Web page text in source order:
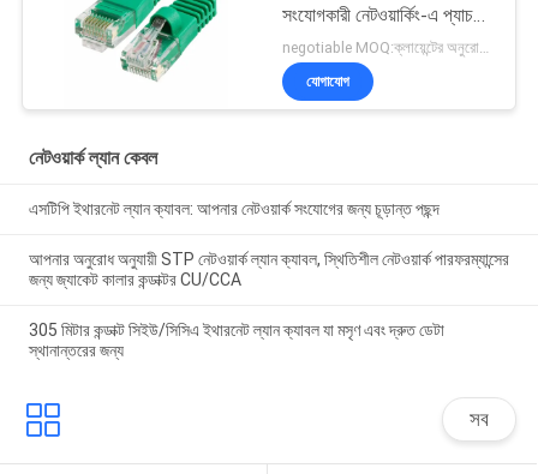
সংযোগকারী নেটওয়ার্কিং-এ প্যাচ
কেবল
negotiable MOQ:ক্লায়েন্টের অনুরোধ হিসাবে কাস্টমাইজড টাইপ 30000 মিটার হিসাবে স্টক।
যোগাযোগ
নেটওয়ার্ক ল্যান কেবল
এসটিপি ইথারনেট ল্যান ক্যাবল: আপনার নেটওয়ার্ক সংযোগের জন্য চূড়ান্ত পছন্দ
আপনার অনুরোধ অনুযায়ী STP নেটওয়ার্ক ল্যান ক্যাবল, স্থিতিশীল নেটওয়ার্ক পারফরম্যান্সের
জন্য জ্যাকেট কালার কন্ডাক্টর CU/CCA
305 মিটার কন্ডাক্ট সিইউ/সিসিএ ইথারনেট ল্যান ক্যাবল যা মসৃণ এবং দ্রুত ডেটা
স্থানান্তরের জন্য
সব